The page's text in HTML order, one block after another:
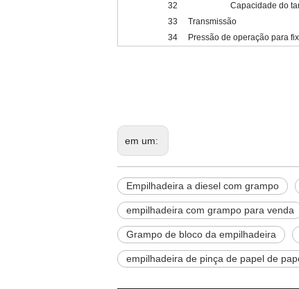
32
Capacidade do
33
Transmissão
34
Pressão de operação para
em um:
Empilhadeira a diesel com grampo
empilhadeira com grampo para venda
Grampo de bloco da empilhadeira
empilhadeira de pinça de papel de